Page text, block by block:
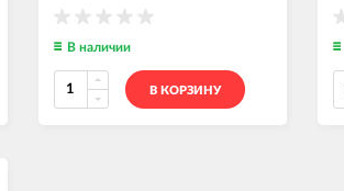
В наличии
В КОРЗИНУ